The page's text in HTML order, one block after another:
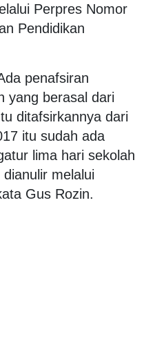
Perpres Nomor
Pendidikan
penafsiran
yang berasal dari
ditafsirkannya dari
itu sudah ada
lima hari sekolah
melalui
Gus Rozin.